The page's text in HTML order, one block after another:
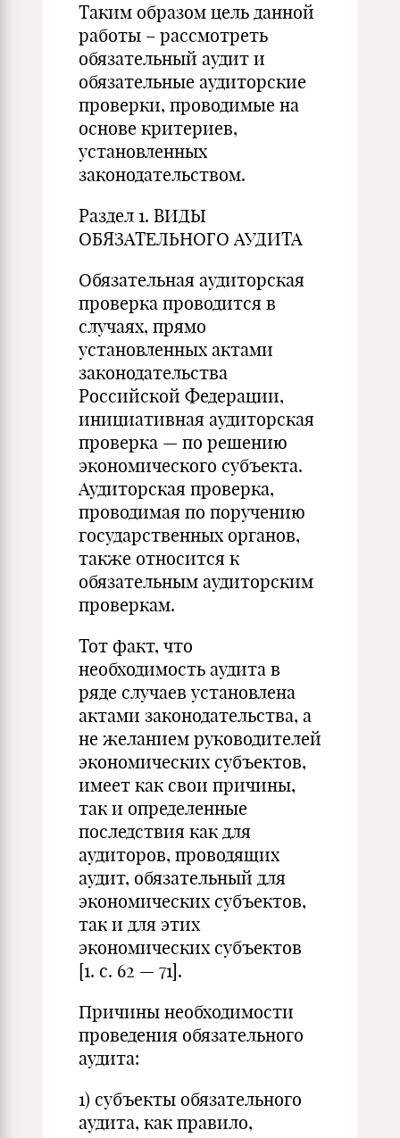
Таким образом цель данной
работы – рассмотреть
обязательный аудит и
обязательные аудиторские
проверки, проводимые на
основе критериев,
установленных
законодательством.
Раздел 1. ВИДЫ
ОБЯЗАТЕЛЬНОГО АУДИТА
Обязательная аудиторская
проверка проводится в
случаях, прямо
установленных актами
законодательства
Российской Федерации,
инициативная аудиторская
проверка — по решению
экономического субъекта.
Аудиторская проверка,
проводимая по поручению
государственных органов,
также относится к
обязательным аудиторским
проверкам.
Тот факт, что
необходимость аудита в
ряде случаев установлена
актами законодательства, а
не желанием руководителей
экономических субъектов,
имеет как свои причины,
так и определенные
последствия как для
аудиторов, проводящих
аудит, обязательный для
экономических субъектов,
так и для этих
экономических субъектов
[1. с. 62 — 71].
Причины необходимости
проведения обязательного
аудита:
1) субъекты обязательного
аудита, как правило,